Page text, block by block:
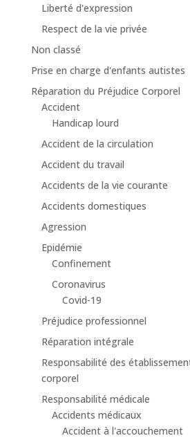
Liberté d'expression
Respect de la vie privée
Non classé
Prise en charge d'enfants autistes
Réparation du Préjudice Corporel
Accident
Handicap lourd
Accident de la circulation
Accident du travail
Accidents de la vie courante
Accidents domestiques
Agression
Epidémie
Confinement
Coronavirus
Covid-19
Préjudice professionnel
Réparation intégrale
Responsabilité des
corporel
Responsabilité médicale
Accidents médicaux
Accident à l'accouchement